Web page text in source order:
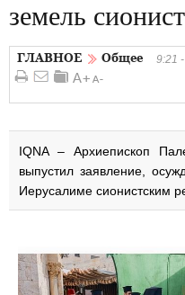
земель
ГЛАВНОЕ Общее 9:21
IQNA – Архиепископ
выпустил заявление,
Иерусалиме сионистским